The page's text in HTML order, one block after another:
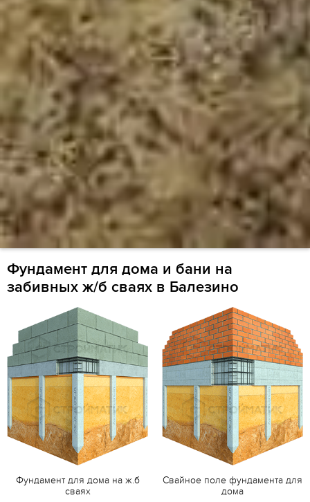
Фундамент для дома и бани на
забивных ж/б сваях в Балезино
Фундамент для дома на ж.б
сваях
Свайное поле фундамента для
дома